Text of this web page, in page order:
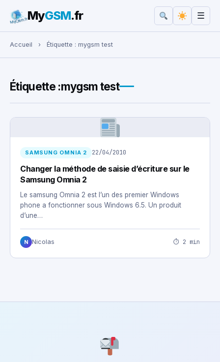
Rechercher :
MyGSM.fr ☰
Accueil › Étiquette : mygsm test
Étiquette :mygsm test
SAMSUNG OMNIA 2 22/04/2010
Changer la méthode de saisie d’écriture sur le
Samsung Omnia 2
Le samsung Omnia 2 est l’un des premier Windows
phone a fonctionner sous Windows 6.5. Un produit
d’une…
N Nicolas ⏱ 2 min